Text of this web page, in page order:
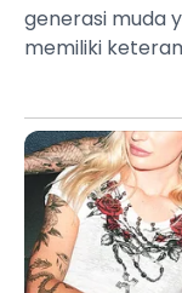
generasi muda
memiliki